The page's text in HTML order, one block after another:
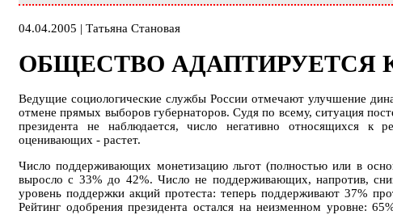
04.04.2005 | Татьяна Становая
ОБЩЕСТВО АДАПТИРУЕТСЯ
Ведущие социологические службы России отмечают улучшение
отмене прямых выборов губернаторов. Судя по всему, ситуация
президента не наблюдается, число негативно относящихся к
оценивающих - растет.
Число поддерживающих монетизацию льгот (полностью или в
выросло с 33% до 42%. Число не поддерживающих, напротив,
уровень поддержки акций протеста: теперь поддерживают 37%
Рейтинг одобрения президента остался на неизменном уровне: